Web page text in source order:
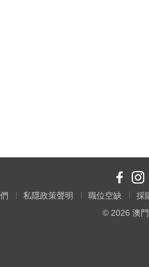
私隱政策聲明 職位空缺 採
© 2026 澳